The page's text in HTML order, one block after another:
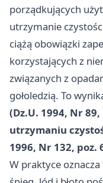
porządkujących
utrzymanie
ciążą obowiązki
korzystających z
związanych z
gołoledzią. To
(Dz.U. 1994, Nr 89,
utrzymaniu
1996, Nr 132, poz.
W praktyce oznacza